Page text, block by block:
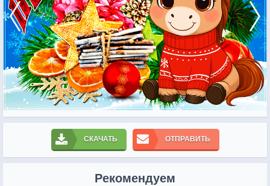
СКАЧАТЬ ОТПРАВИТЬ
Рекомендуем